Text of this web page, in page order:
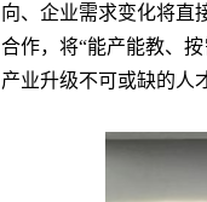
向、企业需求变化将直
合作，将“能产能教、
产业升级不可或缺的人